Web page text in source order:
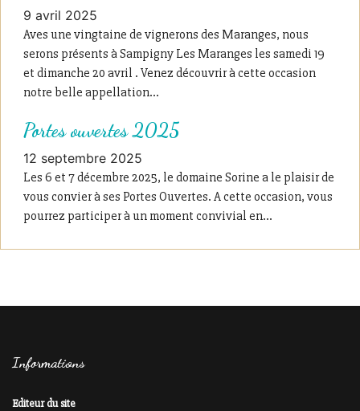
9 avril 2025
Aves une vingtaine de vignerons des Maranges, nous
serons présents à Sampigny Les Maranges les samedi 19
et dimanche 20 avril . Venez découvrir à cette occasion
notre belle appellation...
Portes ouvertes 2025
12 septembre 2025
Les 6 et 7 décembre 2025, le domaine Sorine a le plaisir de
vous convier à ses Portes Ouvertes. A cette occasion, vous
pourrez participer à un moment convivial en...
Informations
Editeur du site